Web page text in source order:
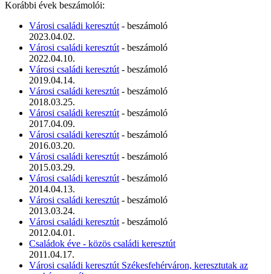
Korábbi évek beszámolói:
Városi családi keresztút - beszámoló
2023.04.02.
Városi családi keresztút - beszámoló
2022.04.10.
Városi családi keresztút - beszámoló
2019.04.14.
Városi családi keresztút - beszámoló
2018.03.25.
Városi családi keresztút - beszámoló
2017.04.09.
Városi családi keresztút - beszámoló
2016.03.20.
Városi családi keresztút - beszámoló
2015.03.29.
Városi családi keresztút - beszámoló
2014.04.13.
Városi családi keresztút - beszámoló
2013.03.24.
Városi családi keresztút - beszámoló
2012.04.01.
Családok éve - közös családi keresztút
2011.04.17.
Városi családi keresztút Székesfehérváron, keresztutak az